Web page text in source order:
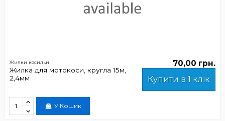
Жилки косильні
Жилка для мотокоси, кругла 15м,
2,4мм
70,00 грн.
Купити в 1 клік
У Кошик